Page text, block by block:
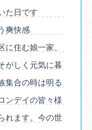
た日です
爽快感
に住む娘一家、
がしく元気に暮
集合の時は明る
ンデイの皆々様
れます。今の世